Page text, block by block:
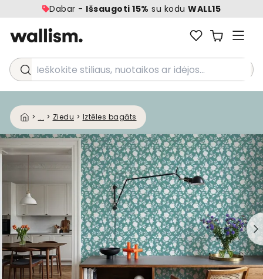
Dabar - Išsaugoti 15% su kodu WALL15
Ieškokite stiliaus, nuotaikos ar idėjos...
> ... > Ziedu > Iztēles bagāts